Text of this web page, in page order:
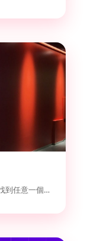
在WPS中預設取消開啟方式，可在電腦中找到任意一個Word或...